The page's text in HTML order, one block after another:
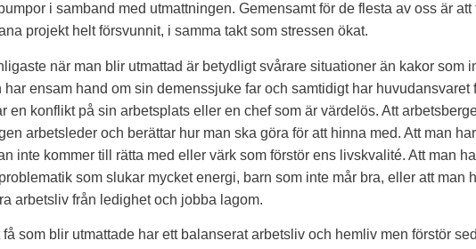
i samband med utmattningen. Gemensamt för de flesta av oss är
projekt helt försvunnit, i samma takt som stressen ökat.
när man blir utmattad är betydligt svårare situationer än kakor som
har ensam hand om sin demenssjuke far och samtidigt har huvudansvaret
en konflikt på sin arbetsplats eller en chef som är värdelös. Att
arbetsleder och berättar hur man ska göra för att hinna med. Att man
inte kommer till rätta med eller värk som förstör ens livskvalité. Att man
som slukar mycket energi, barn som inte mår bra, eller att man
arbetsliv från ledighet och jobba lagom.
som blir utmattade har ett balanserat arbetsliv och hemliv men förstör